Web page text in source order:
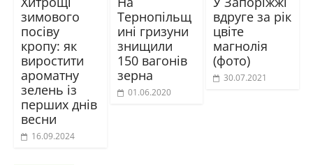
зимового
посіву
кропу: як
виростити
ароматну
зелень із
перших днів
весни
16.09.2024
Тернопільщ
ині гризуни
знищили
150 вагонів
зерна
01.06.2020
вдруге за рік
цвіте
магнолія
(фото)
30.07.2021